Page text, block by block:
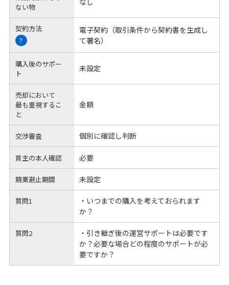
ない物
契約方法
?
電子契約（取引条件から契約書を生成し
て署名）
購入後のサポー
ト
未設定
売却において
最も重視するこ
と
金額
交渉審査 個別に確認し判断
買主の本人確認 必要
競業避止期間 未設定
質問1
・いつまでの購入を考えておられます
か？
質問2
・引き継ぎ後の運営サポートは必要です
か？必要な場合どの程度のサポートが必
要ですか？